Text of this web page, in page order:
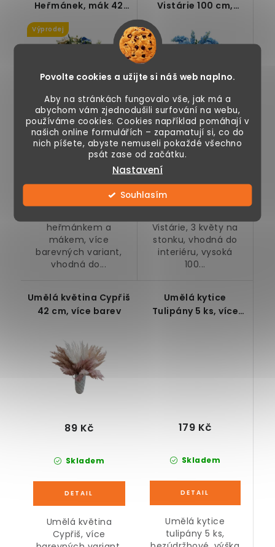
Povolte cookies a užijte si náš web naplno.
Aby na stránkách fungovalo vše, jak má a
abychom vám zjednodušili surfování na webu,
používáme cookies. Cookies například pomáhají v
našich online formulářích – zapamatují si, co do
nich píšete, abyste nemuseli pokaždé všechno
psát zase od začátku.
Nastavení
Souhlasím
Heřmánek, mák 42
Výprodej
Skladem
99 Kč
249 Kč
heřmánkem a
mákem, více
barevných variant,
vhodná do...
Vistárie 100 cm,
Skladem
199 Kč
Vistárie, 3 květy na
stonku, vhodná do
interiéru, vysoká
100...
Umělá květina Cypřiš
42 cm, více barev
Skladem
89 Kč
Umělá květina
Cypřiš, více
Umělá kytice
Tulipány 5 ks, více
Skladem
179 Kč
Umělá kytice
tulipány 5 ks,